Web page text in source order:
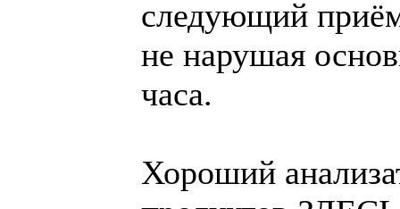
следующий
не нарушая
часа.
Хороший